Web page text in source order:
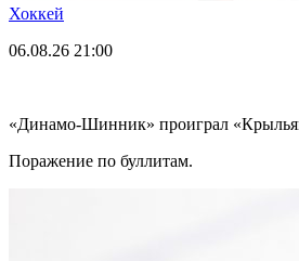
Хоккей
06.08.26 21:00
«Динамо-Шинник» проиграл
Поражение по буллитам.